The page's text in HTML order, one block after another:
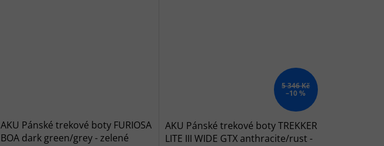
AKU Pánské trekové boty FURIOSA
BOA dark green/grey - zelené
5 346 Kč
–10 %
AKU Pánské trekové boty TREKKER
LITE III WIDE GTX anthracite/rust -